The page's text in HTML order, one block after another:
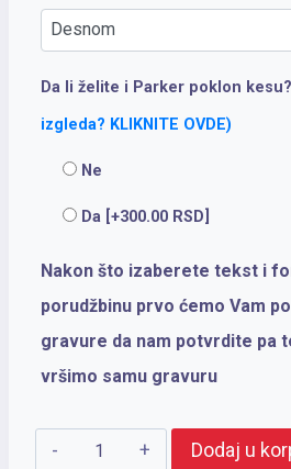
Da li želite i Parker poklon
izgleda? KLIKNITE OVDE)
Ne
Da [+300.00 RSD]
Nakon što izaberete tekst i
porudžbinu prvo ćemo Vam
gravure da nam potvrdite pa
vršimo samu gravuru
PARKER
Dodaj u